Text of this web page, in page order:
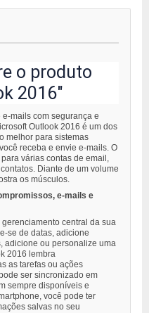
o produto
2016"
mails com segurança e
Outlook 2016 é um dos
melhor para sistemas
receba e envie e-mails. O
várias contas de email,
Diante de um volume
os músculos.
e-mails e
central da sua
se de datas, adicione
adicione ou personalize uma
2016 lembra
as tarefas ou ações
ser sincronizado em
sempre disponíveis e
você pode ter
salvas no seu